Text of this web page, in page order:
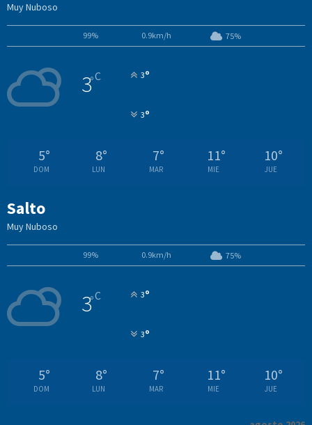
Muy Nuboso
99% 0.9km/h 75%
3°C 3°
3°
5°
DOM
8°
LUN
7°
MAR
11°
MIE
10°
JUE
Salto
Muy Nuboso
99% 0.9km/h 75%
3°C 3°
3°
5°
DOM
8°
LUN
7°
MAR
11°
MIE
10°
JUE